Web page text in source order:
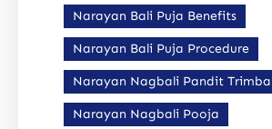
Narayan Bali Puja Benefits
Narayan Bali Puja Procedure
Narayan Nagbali Pandit
Narayan Nagbali Pooja